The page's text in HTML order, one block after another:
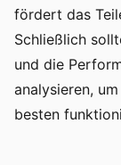
fördert das
Schließlich
und die
analysieren,
besten